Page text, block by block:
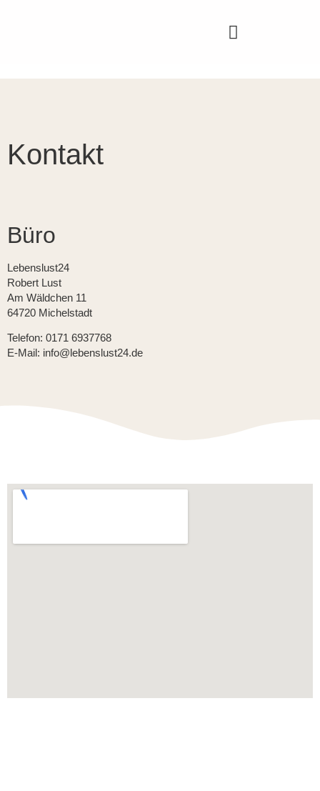
Kontakt
Büro
Lebenslust24
Robert Lust
Am Wäldchen 11
64720 Michelstadt
Telefon: 0171 6937768
E-Mail: info@lebenslust24.de